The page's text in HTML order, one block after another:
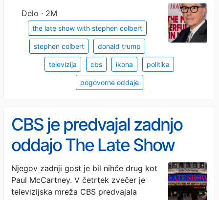
Delo · 2M
the late show with stephen colbert
stephen colbert donald trump
televizija cbs ikona politika
pogovorne oddaje
CBS je predvajal zadnjo
oddajo The Late Show
with Stephen Colbert
Njegov zadnji gost je bil nihče drug kot
Paul McCartney. V četrtek zvečer je
televizijska mreža CBS predvajala